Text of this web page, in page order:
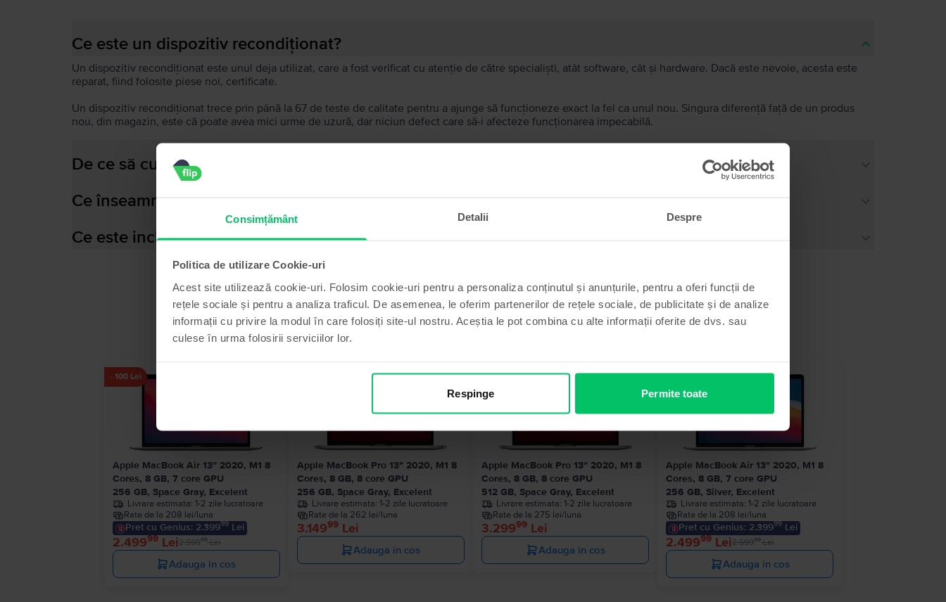
Consimțământ Detalii Despre
Politica de utilizare Cookie-uri
Acest site utilizează cookie-uri. Folosim cookie-uri pentru a personaliza conținutul și anunțurile, pentru a oferi funcții de
rețele sociale și pentru a analiza traficul. De asemenea, le oferim partenerilor de rețele sociale, de publicitate și de analize
informații cu privire la modul în care folosiți site-ul nostru. Aceștia le pot combina cu alte informații oferite de dvs. sau
culese în urma folosirii serviciilor lor.
Respinge Permite toate
Ce este un dispozitiv recondiționat?
Un dispozitiv recondiționat este unul deja utilizat, care a fost verificat cu atenție de către specialiști, atât software, cât și hardware. Dacă este nevoie, acesta este
reparat, fiind folosite piese noi, certificate.
Un dispozitiv recondiționat trece prin până la 67 de teste de calitate pentru a ajunge să funcționeze exact la fel ca unul nou. Singura diferență față de un produs
nou, din magazin, este că poate avea mici urme de uzură, dar niciun defect care să-i afecteze funcționarea impecabilă.
De ce să cumperi un dispozitiv recondiționat?
Ce înseamnă baterie performantă?
Ce este inclus în cutia dispozitivului?
Produse similare căutării tale
- 100 Lei
Apple MacBook Air 13″ 2020, M1 8
Cores, 8 GB, 7 core GPU
256 GB, Space Gray, Excelent
Livrare estimata: 1-2 zile lucratoare
Rate de la 208 lei/luna
Pret cu Genius: 2.39999Lei
2.49999Lei2.59999Lei
Adauga in cos
Apple MacBook Pro 13″ 2020, M1 8
Cores, 8 GB, 8 core GPU
256 GB, Space Gray, Excelent
Livrare estimata: 1-2 zile lucratoare
Rate de la 262 lei/luna
3.14999Lei
Adauga in cos
Ultimul în stoc
Apple MacBook Pro 13″ 2020, M1 8
Cores, 8 GB, 8 core GPU
512 GB, Space Gray, Excelent
Livrare estimata: 1-2 zile lucratoare
Rate de la 275 lei/luna
3.29999 Lei
Adauga in cos
- 100 Lei
Apple MacBook Air 13″ 2020, M1 8
Cores, 8 GB, 7 core GPU
256 GB, Silver, Excelent
Livrare estimata: 1-2 zile lucratoare
Rate de la 208 lei/luna
Pret cu Genius: 2.39999 Lei
2.49999 Lei2.59999Lei
Adauga in cos